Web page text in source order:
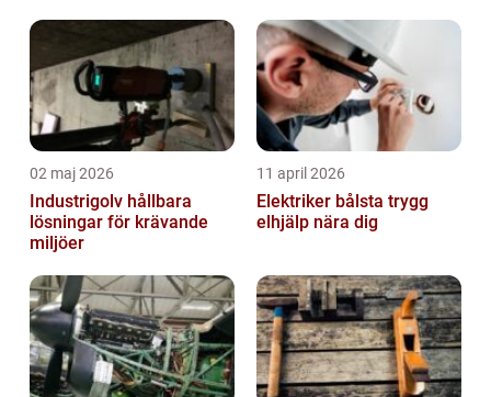
02 maj 2026
Industrigolv hållbara
lösningar för krävande
miljöer
11 april 2026
Elektriker bålsta trygg
elhjälp nära dig